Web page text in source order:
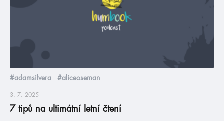
#adamsilvera #aliceoseman
3. 7. 2025
7 tipů na ultimátní letní čtení